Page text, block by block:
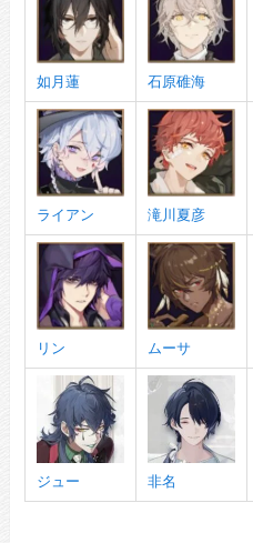
如月蓮 石原碓海
ライアン 滝川夏彦
リン ムーサ
ジュー 非名